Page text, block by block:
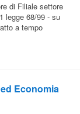
di Filiale settore
legge 68/99 - su
a tempo
Economia